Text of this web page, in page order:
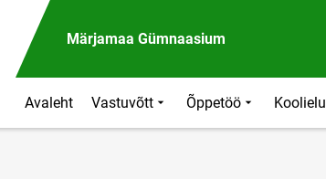
Märjamaa Gümnaasium
Avaleht Vastuvõtt Õppetöö Koolielu